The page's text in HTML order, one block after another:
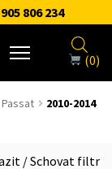
806 234
(0)
Passat
2010-2014
/ Schovat filtr